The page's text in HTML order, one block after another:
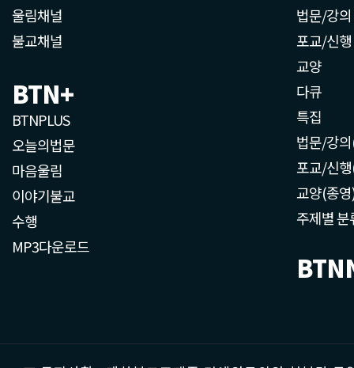
울림채널
불교채널
BTN+
BTNPLUS
오늘의법문
마음울림
이야기불교
수행
MP3다운로드
법문/강의
포교/신행
교양
다큐
특집
법문/강
포교/신
교양(종
주제별 분